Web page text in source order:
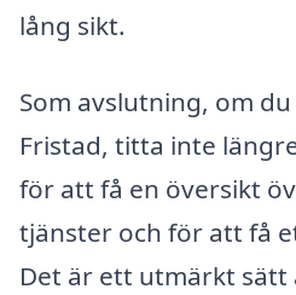
lång sikt.
Som avslutning, om
Fristad, titta inte
för att få en översikt
tjänster och för att få
Det är ett utmärkt sätt